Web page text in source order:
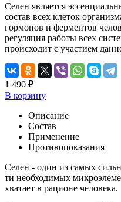
Селен является
состав всех клеток
гормонов и ферментов
регуляция работы всех
происходит с участием
1 490 ₽
В корзину
Описание
Состав
Применение
Противопоказания
Селен - один из самых
ти необходимых
хватает в рационе человека.